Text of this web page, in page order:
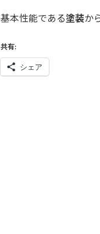
基本性能である塗装か
共有:
シェア